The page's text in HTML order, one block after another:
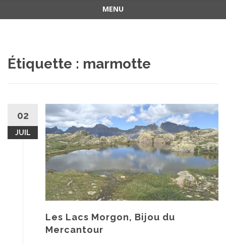
MENU
Étiquette : marmotte
02
JUIL
Les Lacs Morgon, Bijou du
Mercantour